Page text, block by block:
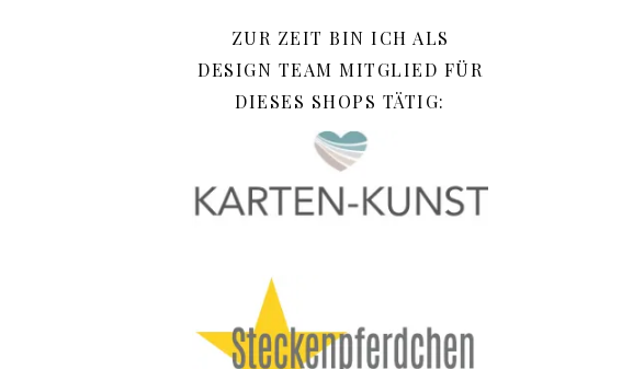
ZUR ZEIT BIN ICH ALS
DESIGN TEAM MITGLIED FÜR
DIESES SHOPS TÄTIG: